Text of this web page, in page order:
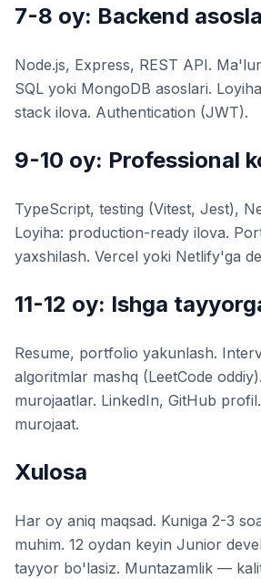
7-8 oy: Backend
Node.js, Express, REST API.
SQL yoki MongoDB asoslari.
stack ilova. Authentication (JWT).
9-10 oy: Professional
TypeScript, testing (Vitest, Jest),
Loyiha: production-ready ilova.
yaxshilash. Vercel yoki Netlify'ga
11-12 oy: Ishga
Resume, portfolio yakunlash.
algoritmlar mashq (LeetCode
murojaatlar. LinkedIn, GitHub
murojaat.
Xulosa
Har oy aniq maqsad. Kuniga 2-3
muhim. 12 oydan keyin Junior
tayyor bo'lasiz. Muntazamlik —